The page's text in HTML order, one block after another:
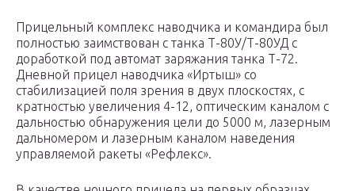
Прицельный комплекс наводчика и командира был
полностью заимствован с танка Т-80У/Т-80УД с
доработкой под автомат заряжания танка Т-72.
Дневной прицел наводчика «Иртыш» со
стабилизацией поля зрения в двух плоскостях, с
кратностью увеличения 4-12, оптическим каналом с
дальностью обнаружения цели до 5000 м, лазерным
дальномером и лазерным каналом наведения
управляемой ракеты «Рефлекс».